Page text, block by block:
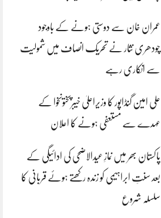
عمران خان سے دوستی ہونے کے باوجود
چودھری نثار نے تحریک انصاف میں شمولیت
سے انکاری رہے
علی امین گنڈاپور کا وزیراعلیٰ خیبرپختونخوا کے
عہدے سے مستعفی ہونے کا اعلان
پاکستان بھر میں نمازِ عیدالاضحی کی ادائیگی کے
بعد سنتِ ابراہیمی کو زندہ رکھتے ہوئے قربانی کا
سلسلہ شروع